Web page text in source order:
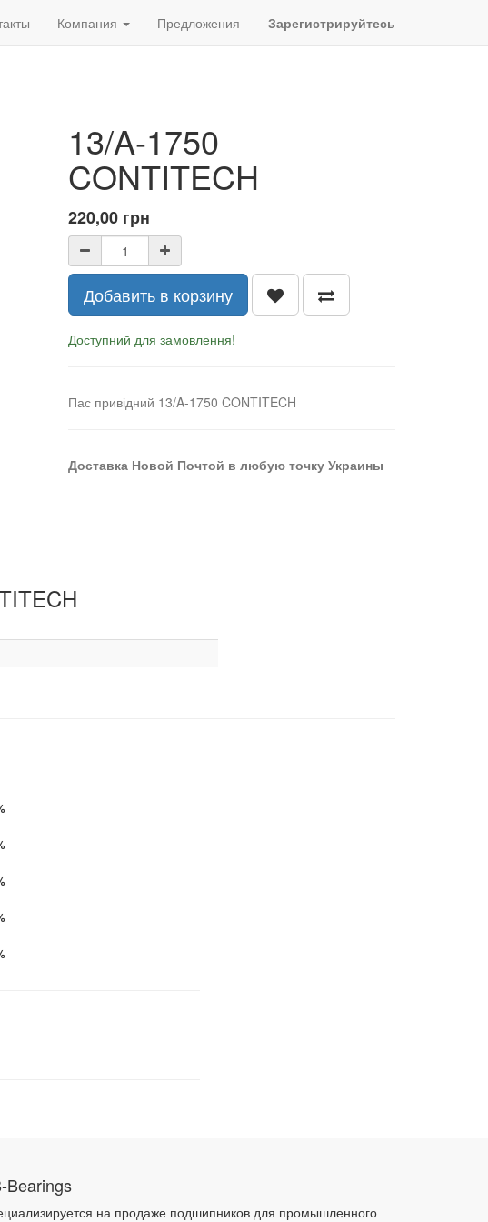
Компания Предложения Зарегистрируйтесь
13/A-1750
CONTITECH
220,00 грн
Добавить в корзину
Доступний для замовлення!
Пас привідний 13/A-1750 CONTITECH
Доставка Новой Почтой в любую точку Украины
Bearings
на продаже подшипников для промышленного